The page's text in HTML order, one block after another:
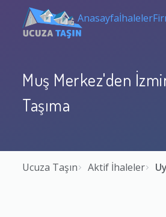
Anasayfaİhaleler
Muş Merkez'den
Taşıma
Ucuza Taşın Aktif İhaleler